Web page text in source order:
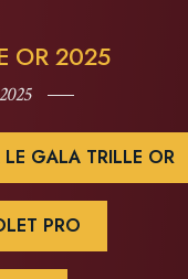
OR 2025
LE GALA TRILLE OR
PRO